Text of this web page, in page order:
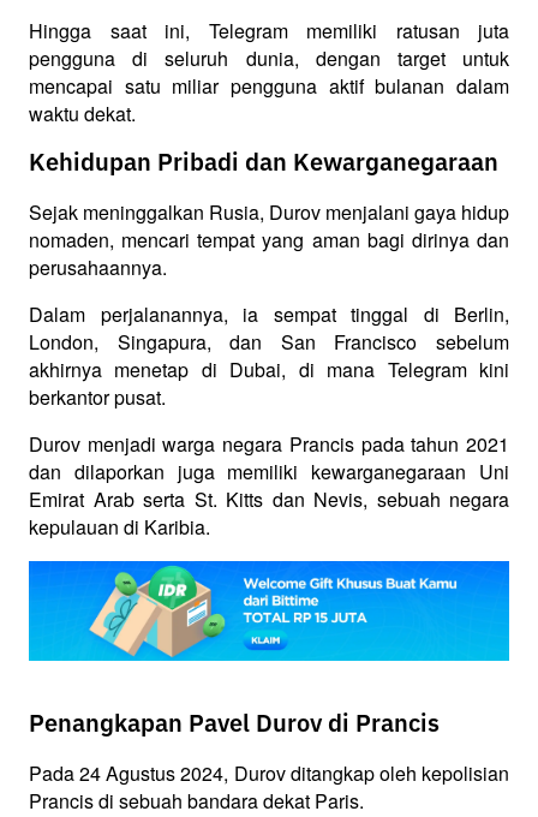
Hingga saat ini, Telegram memiliki ratusan juta
pengguna di seluruh dunia, dengan target untuk
mencapai satu miliar pengguna aktif bulanan dalam
waktu dekat.
Kehidupan Pribadi dan Kewarganegaraan
Sejak meninggalkan Rusia, Durov menjalani gaya hidup
nomaden, mencari tempat yang aman bagi dirinya dan
perusahaannya.
Dalam perjalanannya, ia sempat tinggal di Berlin,
London, Singapura, dan San Francisco sebelum
akhirnya menetap di Dubai, di mana Telegram kini
berkantor pusat.
Durov menjadi warga negara Prancis pada tahun 2021
dan dilaporkan juga memiliki kewarganegaraan Uni
Emirat Arab serta St. Kitts dan Nevis, sebuah negara
kepulauan di Karibia.
Penangkapan Pavel Durov di Prancis
Pada 24 Agustus 2024, Durov ditangkap oleh kepolisian
Prancis di sebuah bandara dekat Paris.